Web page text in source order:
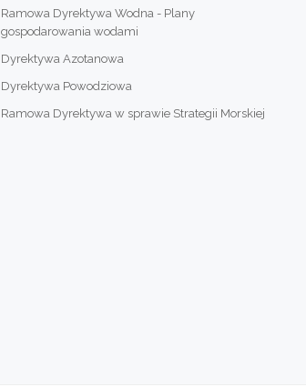
Ramowa Dyrektywa Wodna - Plany
gospodarowania wodami
Dyrektywa Azotanowa
Dyrektywa Powodziowa
Ramowa Dyrektywa w sprawie Strategii Morskiej